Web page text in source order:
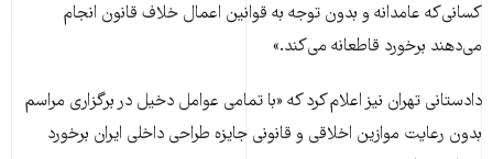
کسانی‌که عامدانه و بدون توجه به قوانین اعمال خلاف قانون انجام
می‌دهند برخورد قاطعانه می‌کند.»
دادستانی تهران نیز اعلام کرد که «با تمامی عوامل دخیل در برگزاری مراسم
بدون رعایت موازین اخلاقی و قانونی جایزه طراحی داخلی ایران برخورد